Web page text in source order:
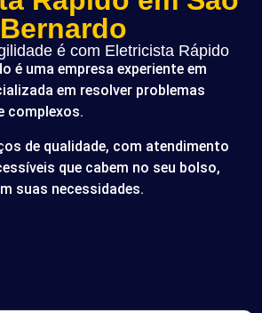
Bernardo
é com Eletricista Rápido
é uma empresa experiente em
em resolver problemas
complexos.
de qualidade, com atendimento
que cabem no seu bolso,
suas necessidades.